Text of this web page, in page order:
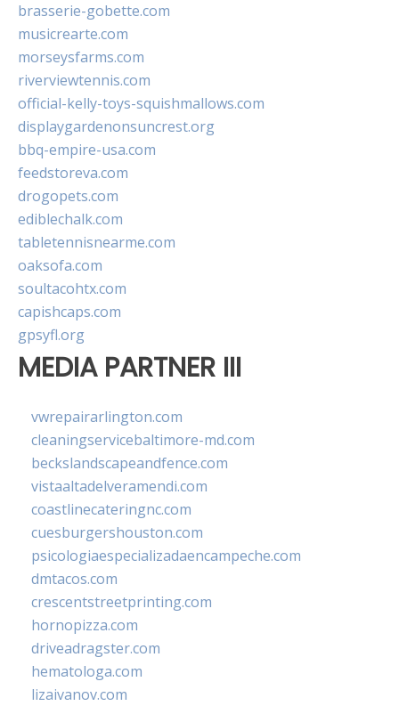
brasserie-gobette.com
musicrearte.com
morseysfarms.com
riverviewtennis.com
official-kelly-toys-squishmallows.com
displaygardenonsuncrest.org
bbq-empire-usa.com
feedstoreva.com
drogopets.com
ediblechalk.com
tabletennisnearme.com
oaksofa.com
soultacohtx.com
capishcaps.com
gpsyfl.org
MEDIA PARTNER III
vwrepairarlington.com
cleaningservicebaltimore-md.com
beckslandscapeandfence.com
vistaaltadelveramendi.com
coastlinecateringnc.com
cuesburgershouston.com
psicologiaespecializadaencampeche.com
dmtacos.com
crescentstreetprinting.com
hornopizza.com
driveadragster.com
hematologa.com
lizaivanov.com